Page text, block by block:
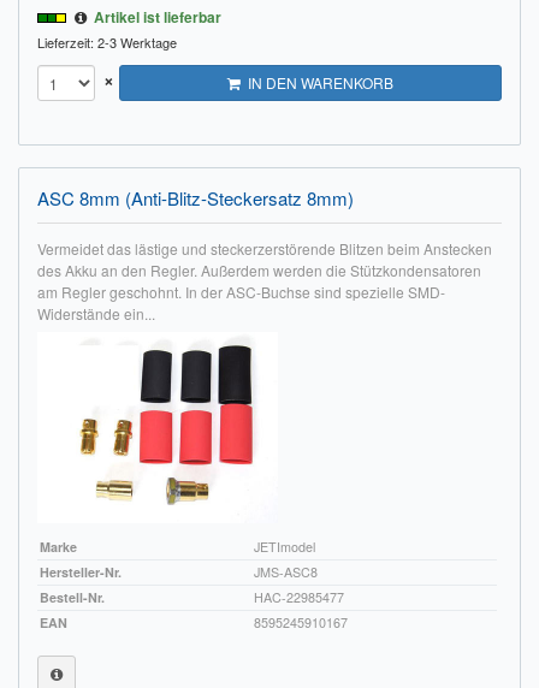
Artikel ist lieferbar
Lieferzeit: 2-3 Werktage
× IN DEN WARENKORB
ASC 8mm (Anti-Blitz-Steckersatz 8mm)
Vermeidet das lästige und steckerzerstörende Blitzen beim Anstecken
des Akku an den Regler. Außerdem werden die Stützkondensatoren
am Regler geschohnt. In der ASC-Buchse sind spezielle SMD-
Widerstände ein...
Marke
JETImodel
Hersteller-Nr.
JMS-ASC8
Bestell-Nr.
HAC-22985477
EAN
8595245910167